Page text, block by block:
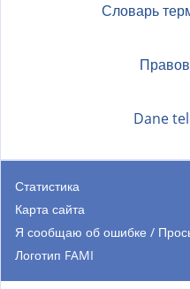
Словарь
Dane
Статистика
Карта сайта
Я сообщаю об ошибке /
Логотип FAMI